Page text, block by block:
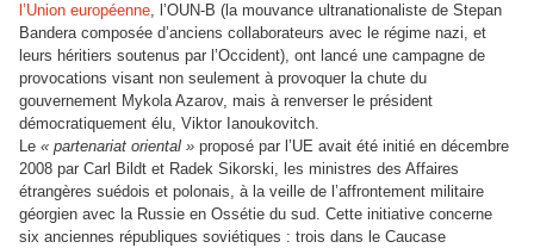
l’Union européenne, l’OUN-B (la mouvance ultranationaliste de Stepan
Bandera composée d’anciens collaborateurs avec le régime nazi, et
leurs héritiers soutenus par l’Occident), ont lancé une campagne de
provocations visant non seulement à provoquer la chute du
gouvernement Mykola Azarov, mais à renverser le président
démocratiquement élu, Viktor Ianoukovitch.
Le « partenariat oriental » proposé par l’UE avait été initié en décembre
2008 par Carl Bildt et Radek Sikorski, les ministres des Affaires
étrangères suédois et polonais, à la veille de l’affrontement militaire
géorgien avec la Russie en Ossétie du sud. Cette initiative concerne
six anciennes républiques soviétiques : trois dans le Caucase